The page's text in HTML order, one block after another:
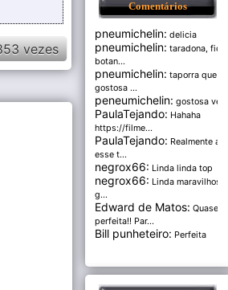
vezes
Comentários
pneumichelin: delicia
pneumichelin: taradona, fica
botan...
pneumichelin: taporra que
gostosa ...
peneumichelin: gostosa véia
PaulaTejando: Hahaha
https://filme...
PaulaTejando: Realmente amo
esse t...
negrox66: Linda linda top
negrox66: Linda maravilhosa,
g...
Edward de Matos: Quase
perfeita!! Par...
Bill punheteiro: Perfeita